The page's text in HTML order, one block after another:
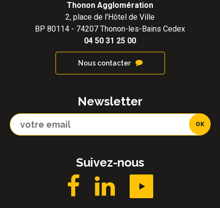
Thonon Agglomération
2, place de l'Hôtel de Ville
BP 80114 - 74207 Thonon-les-Bains Cedex
04 50 31 25 00
Nous contacter
Newsletter
Suivez-nous